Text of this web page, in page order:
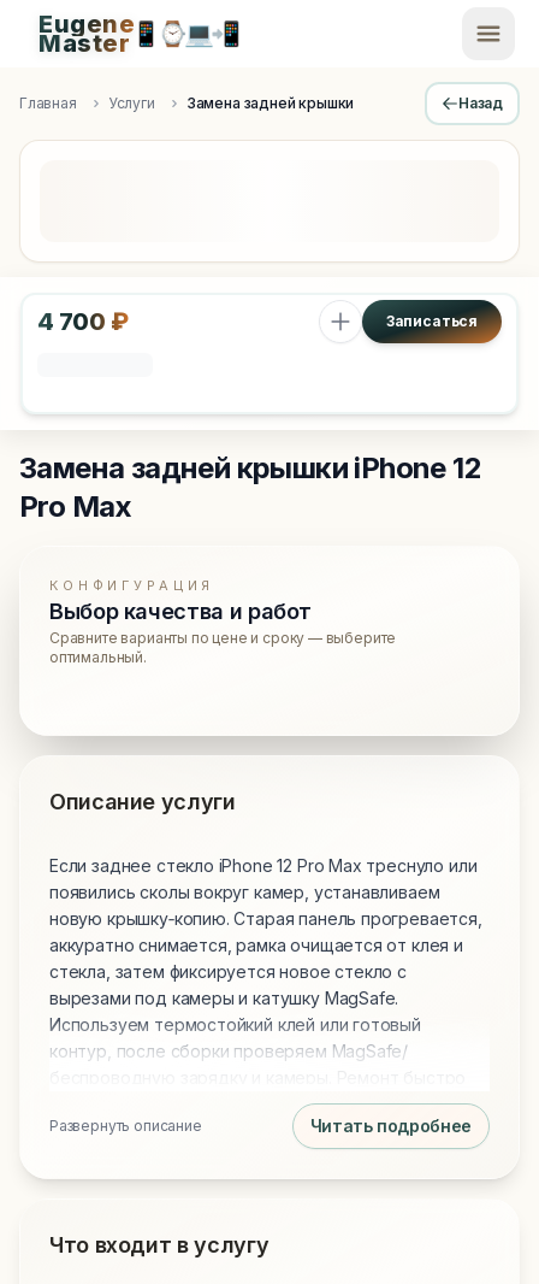
Apple Diagnostics & Engineering Authority in Saint
Eugene
Master📱 ⌚💻📲
Главная Услуги Замена задней крышки Назад
4 700 ₽ Записаться
Замена задней крышки iPhone 12
Pro Max
КОНФИГУРАЦИЯ
Выбор качества и работ
Сравните варианты по цене и сроку — выберите
оптимальный.
Описание услуги
Если заднее стекло iPhone 12 Pro Max треснуло или
появились сколы вокруг камер, устанавливаем
новую крышку‑копию. Старая панель прогревается,
аккуратно снимается, рамка очищается от клея и
стекла, затем фиксируется новое стекло с
вырезами под камеры и катушку MagSafe.
Используем термостойкий клей или готовый
контур, после сборки проверяем MagSafe/
возвращает опрятный вид без стоимости
оригинала.
Развернуть описание Читать подробнее
Что входит в услугу